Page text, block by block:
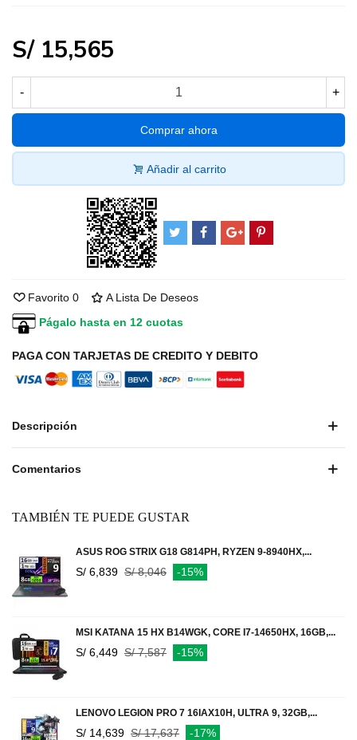
S/ 15,565
- +
Comprar ahora
Añadir al carrito
Favorito 0
A Lista De Deseos
Págalo hasta en 12 cuotas
PAGA CON TARJETAS DE CREDITO Y DEBITO
Descripción
Comentarios
TAMBIÉN TE PUEDE GUSTAR
ASUS ROG STRIX G18 G814PH, RYZEN 9-8940HX,...
S/ 6,839 S/ 8,046 -15%
MSI KATANA 15 HX B14WGK, CORE I7-14650HX, 16GB,...
S/ 6,449 S/ 7,587 -15%
LENOVO LEGION PRO 7 16IAX10H, ULTRA 9, 32GB,...
S/ 14,639 S/ 17,637 -17%